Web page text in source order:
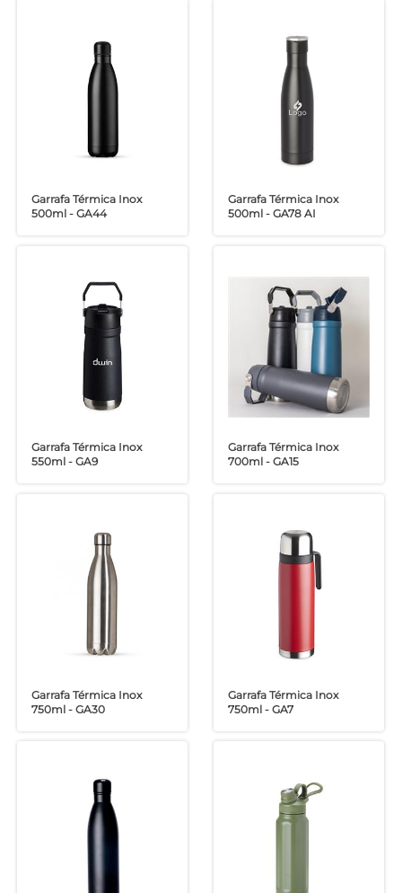
Garrafa Térmica Inox
500ml - GA44
Garrafa Térmica Inox
500ml - GA78 AI
Garrafa Térmica Inox
550ml - GA9
Garrafa Térmica Inox
700ml - GA15
Garrafa Térmica Inox
750ml - GA30
Garrafa Térmica Inox
750ml - GA7